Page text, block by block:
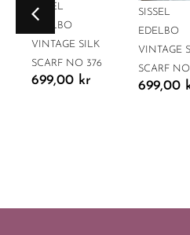
SISSEL
EDELBO
VINTAGE SILK
SCARF NO 376
699,00 kr
SISSEL
EDELBO
VINTAGE
SCARF
699,00